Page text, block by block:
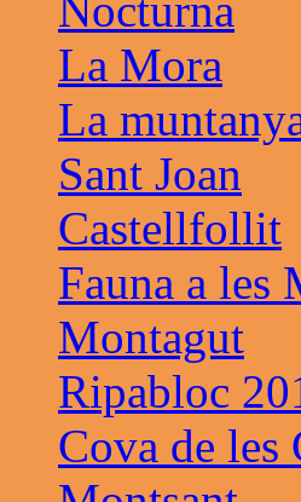
La Mora
La
Sant Joan
Castellfollit
Fauna a les
Montagut
Ripabloc
Cova de les